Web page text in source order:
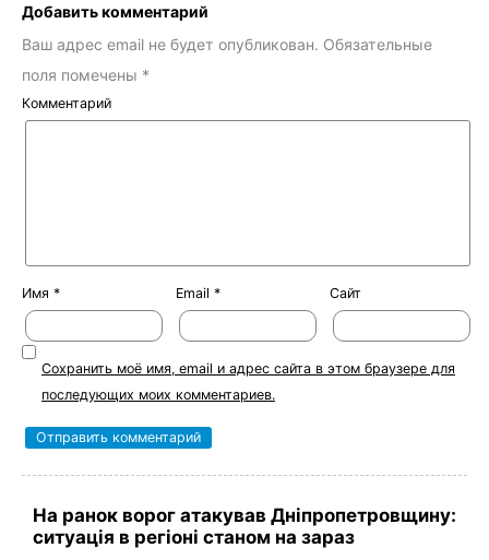
Добавить комментарий
Ваш адрес email не будет опубликован. Обязательные
поля помечены *
Комментарий
Имя * Email * Сайт
Сохранить моё имя, email и адрес сайта в этом браузере для
последующих моих комментариев.
На ранок ворог атакував Дніпропетровщину:
ситуація в регіоні станом на зараз